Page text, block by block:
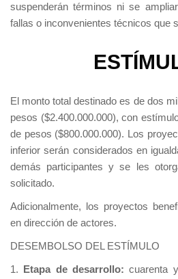
suspenderán términos ni se
fallas o inconvenientes técnicos que
El monto total destinado es de dos
pesos ($2.400.000.000), con
de pesos ($800.000.000). Los
inferior serán considerados en
demás participantes y se les
solicitado.
Adicionalmente, los proyectos
en dirección de actores.
DESEMBOLSO DEL ESTÍMULO
1. Etapa de desarrollo: cuarenta